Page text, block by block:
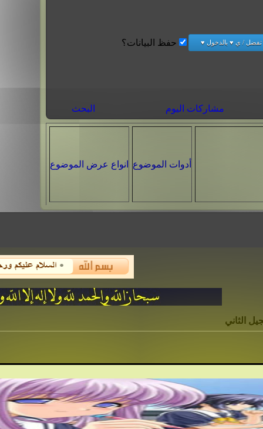
حفظ البيانات؟
مشاركات اليوم البحث
أدوات الموضوع انواع عرض الموضوع
الثاني